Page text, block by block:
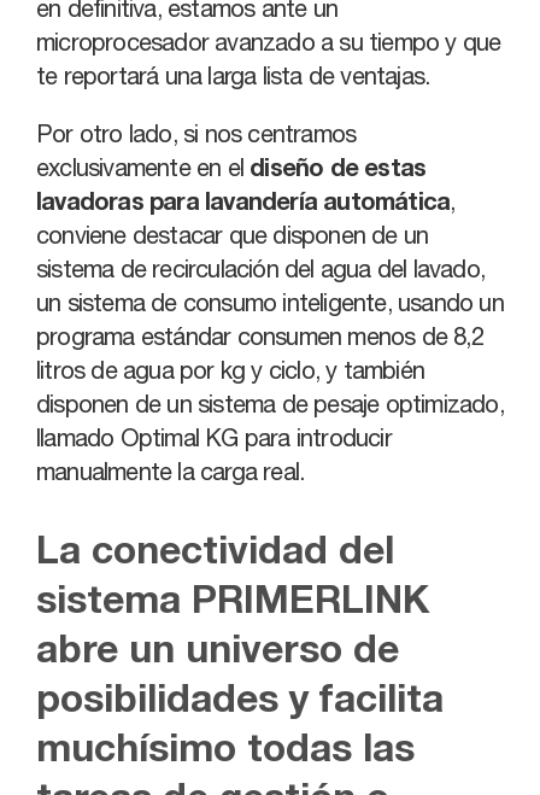
en definitiva, estamos ante un
microprocesador avanzado a su tiempo y que
te reportará una larga lista de ventajas.
Por otro lado, si nos centramos
exclusivamente en eldiseño de estas
lavadoras para lavandería automática,
conviene destacar que disponen de un
sistema de recirculación del agua del lavado,
un sistema de consumo inteligente, usando un
programa estándar consumen menos de 8,2
litros de agua por kg y ciclo, y también
disponen de un sistema de pesaje optimizado,
llamado Optimal KG para introducir
manualmente la carga real.
La conectividad del
sistema PRIMERLINK
abre un universo de
posibilidades y facilita
muchísimo todas las